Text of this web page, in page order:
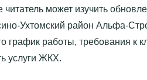
может изучить
Ухтомский район Альфа-
график работы, требования к
услуги ЖКХ.